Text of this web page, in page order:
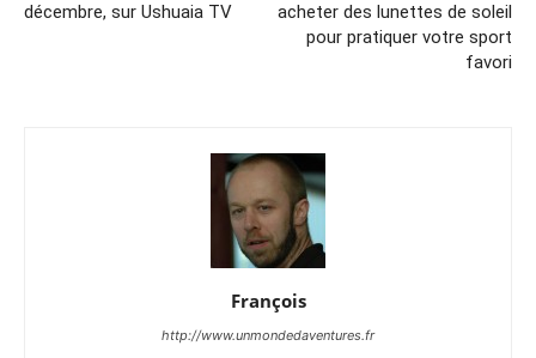
décembre, sur Ushuaia TV
acheter des lunettes de soleil
pour pratiquer votre sport
favori
François
http://www.unmondedaventures.fr